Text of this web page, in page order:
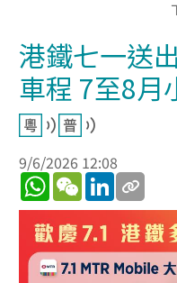
港鐵七一送
車程 7至8月
9/6/2026 12:08
WhatsApp
WeChatLinkedIn